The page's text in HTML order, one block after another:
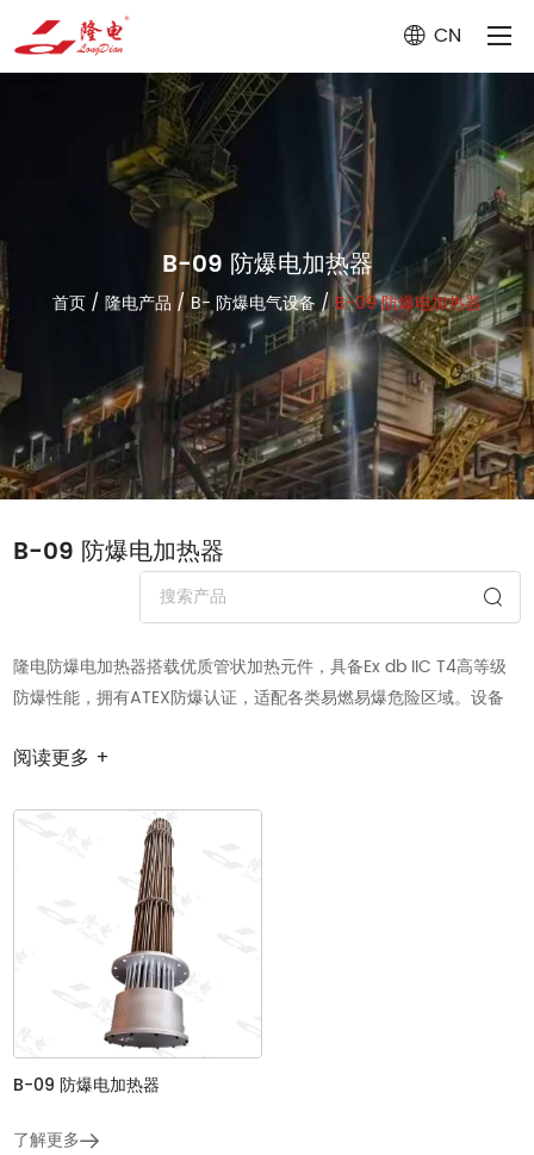
CN
B-09 防爆电加热器
首页 / 隆电产品 /B- 防爆电气设备 /B-09 防爆电加热器
B-09 防爆电加热器
隆电防爆电加热器搭载优质管状加热元件，具备Ex db IIC T4高等级
防爆性能，拥有ATEX防爆认证，适配各类易燃易爆危险区域。设备
患，耐腐抗造、运行稳定。产品升温快速、加热效率高、控温精准，
踪、化工物料加热等场景。支持额定功率、温控范围、加热介质及安
装方式全方位非标定制，适配石油、化工、新能源等多行业防爆加热
阅读更多 +
B-09 防爆电加热器
了解更多